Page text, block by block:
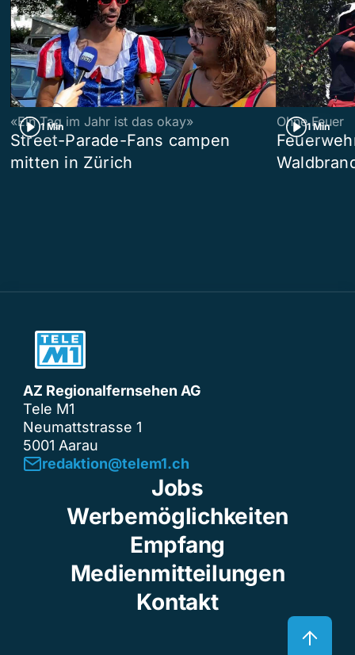
1 Min
«Ein Tag im Jahr ist das okay»
Street-Parade-Fans campen
mitten in Zürich
1 Min
Ohne Feuer
AZ Regionalfernsehen AG
Tele M1
Neumattstrasse 1
5001 Aarau
redaktion@telem1.ch
Jobs
Werbemöglichkeiten
Empfang
Medienmitteilungen
Kontakt